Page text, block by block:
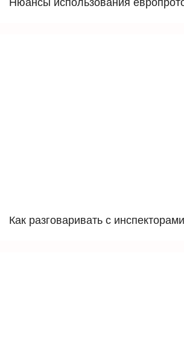
Нюансы использования
Как разговаривать с